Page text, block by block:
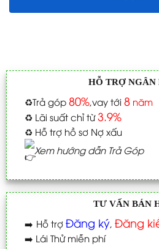
HỖ TRỢ NGÂN
♻️Trả góp 80%,vay tới 8năm
♻️ Lãi suất chỉ từ3.9%
♻️ Hỗ trợ hồ sơ Nợ xấu
Xem hướng dẫn Trả Góp
TƯ VẤN BÁN
➡️ Hỗ trợ Đăng ký, Đăng
➡️ Lái Thử miễn phí